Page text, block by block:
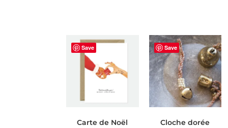
Save
Carte de Noël
Save
Cloche dorée